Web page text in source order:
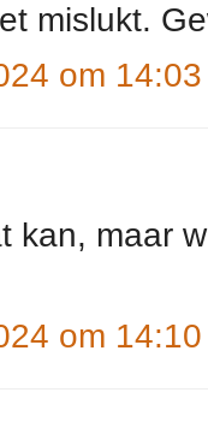
mislukt.
om 14:03
kan, maar
om 14:10